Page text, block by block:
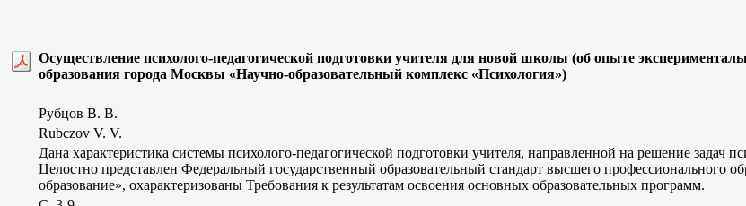
Осуществление психолого-педагогической подготовки учителя для новой школы (об опыте
образования города Москвы «Научно-образовательный комплекс «Психология»)
Рубцов В. В.
Rubczov V. V.
Дана характеристика системы психолого-педагогической подготовки учителя, направленной на решение задач
Целостно представлен Федеральный государственный образовательный стандарт высшего
образование», охарактеризованы Требования к результатам освоения основных образовательных программ.